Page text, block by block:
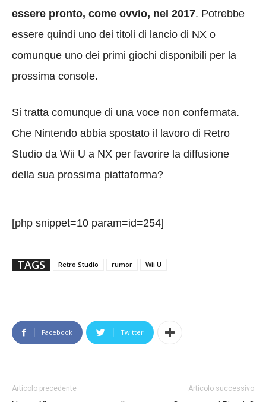
essere pronto, come ovvio, nel 2017. Potrebbe
essere quindi uno dei titoli di lancio di NX o
comunque uno dei primi giochi disponibili per la
prossima console.
Si tratta comunque di una voce non confermata.
Che Nintendo abbia spostato il lavoro di Retro
Studio da Wii U a NX per favorire la diffusione
della sua prossima piattaforma?
[php snippet=10 param=id=254]
TAGS Retro Studio rumor Wii U
Facebook Twitter
Articolo precedente Articolo successivo